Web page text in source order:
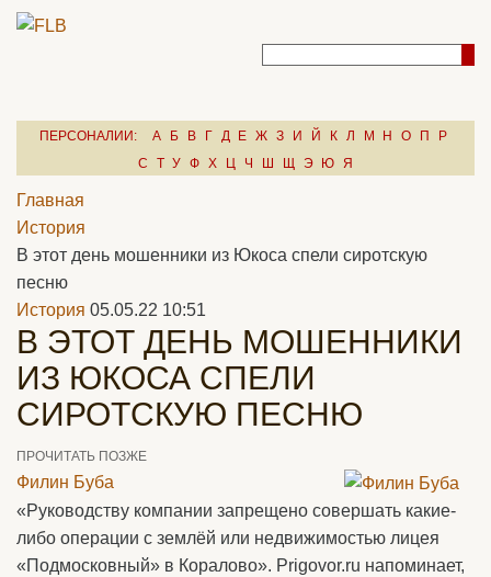
ПЕРСОНАЛИИ: А Б В Г Д Е Ж З И Й К Л М Н О П
Р
С
Т У Ф Х Ц Ч Ш Щ Э Ю Я
Главная
История
В этот день мошенники из Юкоса спели сиротскую
песню
История 05.05.22 10:51
В ЭТОТ ДЕНЬ МОШЕННИКИ
ИЗ ЮКОСА СПЕЛИ
СИРОТСКУЮ ПЕСНЮ
ПРОЧИТАТЬ ПОЗЖЕ
Филин Буба
«Руководству компании запрещено совершать какие-
либо операции с землёй или недвижимостью лицея
«Подмосковный» в Коралово». Prigovor.ru напоминает,